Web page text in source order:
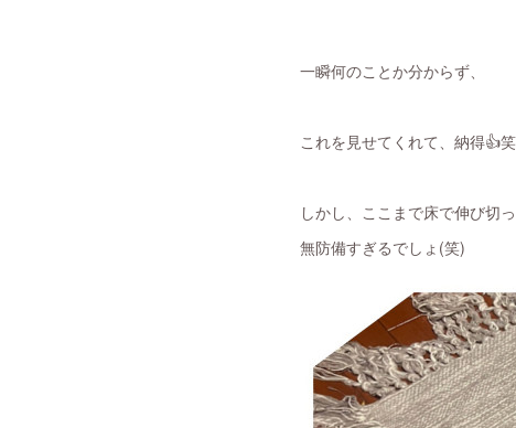
一瞬何のことか分からず、
これを見せてくれて、納得👍
しかし、ここまで床で伸び切
無防備すぎるでしょ(笑)